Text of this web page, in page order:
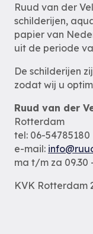
Ruud van der
schilderijen,
papier van
uit de periode
De schilderijen
zodat wij u
Ruud van der
Rotterdam
tel: 06-54785180
e-mail:
ma t/m za 09.30
KVK Rotterdam